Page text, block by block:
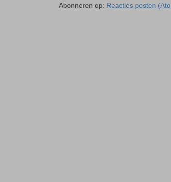
Abonneren op: Reacties posten